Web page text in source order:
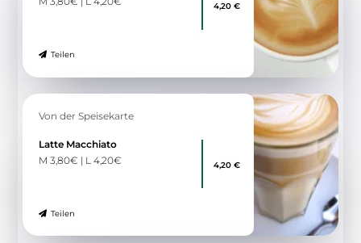
Teilen
4,20 €
Von der Speisekarte
Latte Macchiato
M 3,80€ | L 4,20€
Teilen
4,20 €